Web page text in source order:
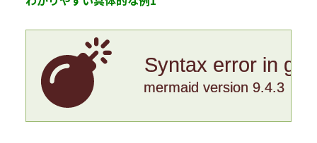
Syntax error in
mermaid version 9.4.3